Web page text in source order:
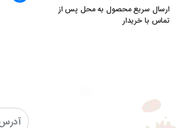
ارسال سریع محصول به محل پس از
تماس با خریدار